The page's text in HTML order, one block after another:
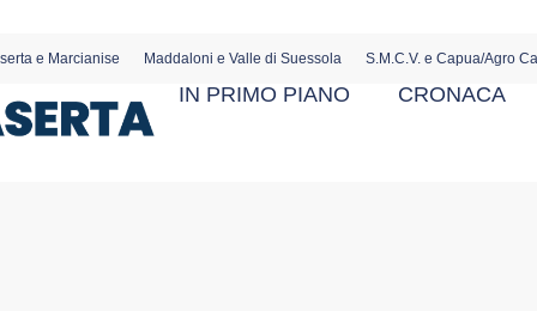
e Marcianise Maddaloni e Valle di Suessola S.M.C.V. e Capua/Agro
IN PRIMO PIANO CRONACA